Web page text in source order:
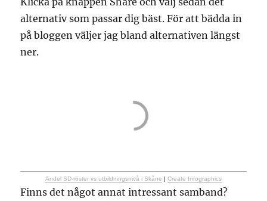
alternativ som passar dig bäst. För att bädda in
på bloggen väljer jag bland alternativen längst
ner.
Andel SD-röster vs utbildningsnivå i Skåne | Create Infographics
Finns det något annat intressant samband?